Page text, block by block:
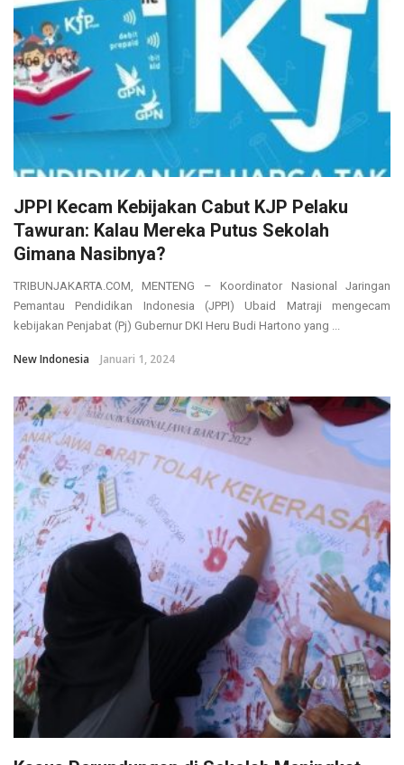
JPPI Kecam Kebijakan Cabut KJP Pelaku
Tawuran: Kalau Mereka Putus Sekolah
Gimana Nasibnya?
TRIBUNJAKARTA.COM, MENTENG – Koordinator Nasional Jaringan
Pemantau Pendidikan Indonesia (JPPI) Ubaid Matraji mengecam
kebijakan Penjabat (Pj) Gubernur DKI Heru Budi Hartono yang ...
New Indonesia Januari 1, 2024